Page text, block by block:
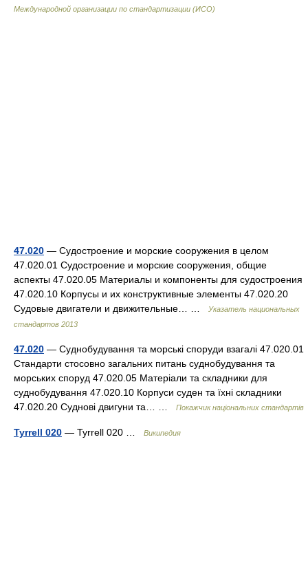
Международной организации по стандартизации (ИСО)
47.020 — Судостроение и морские сооружения в целом
47.020.01 Судостроение и морские сооружения, общие
аспекты 47.020.05 Материалы и компоненты для судостроения
47.020.10 Корпусы и их конструктивные элементы 47.020.20
Судовые двигатели и движительные… …
Указатель национальных
стандартов 2013
47.020 — Суднобудування та морські споруди взагалі 47.020.01
Стандарти стосовно загальних питань суднобудування та
морських споруд 47.020.05 Матеріали та складники для
суднобудування 47.020.10 Корпуси суден та їхні складники
47.020.20 Суднові двигуни та… …
Покажчик національних стандартів
Tyrrell 020 — Tyrrell 020 … Википедия